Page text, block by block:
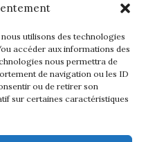
utilisons des technologies
accéder aux informations des
nous permettra de
de navigation ou les ID
ou de retirer son
sur certaines caractéristiques